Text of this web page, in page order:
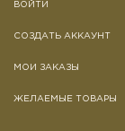
ВОЙТИ
СОЗДАТЬ АККАУНТ
МОИ ЗАКАЗЫ
ЖЕЛАЕМЫЕ ТОВАРЫ